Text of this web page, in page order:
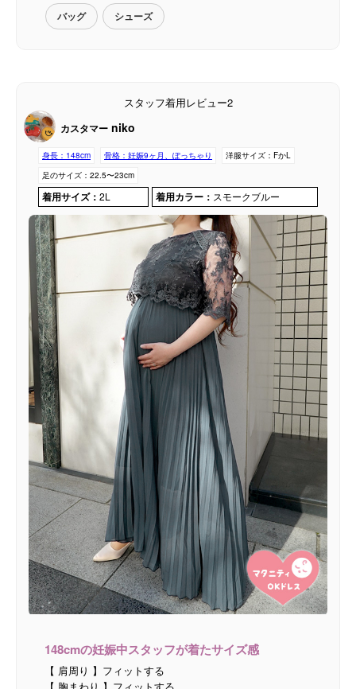
バッグ シューズ
スタッフ着用レビュー2
カスタマー niko
身長： 148cm 骨格： 妊娠9ヶ月、ぽっちゃり 洋服サイズ： FかL
足のサイズ： 22.5〜23cm
着用サイズ： 2L 着用カラー： スモークブルー
148cmの妊娠中スタッフが着たサイズ感
【 肩周り 】フィットする